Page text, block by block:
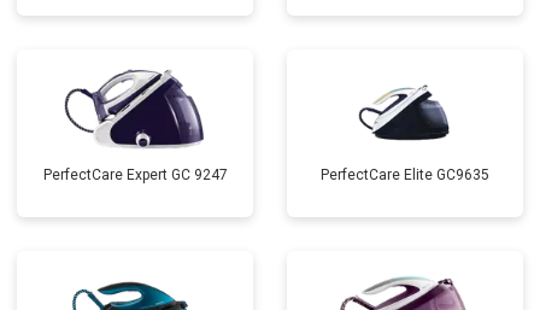
PerfectCare Expert GC 9247 PerfectCare Elite GC9635